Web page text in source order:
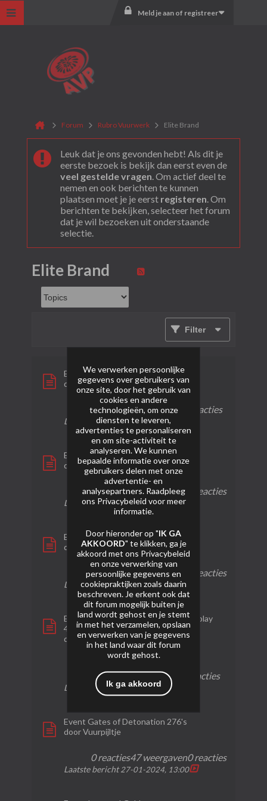
Meld je aan of registreer
Forum Rubro Vuurwerk Elite Brand
Leuk dat je ons gevonden hebt! Als dit je
eerste bezoek is bekijk dan eerst even de
veel gestelde vragen. Om actief deel te
nemen en ook berichten te kunnen
plaatsen moet je je eerst registeren. Om
berichten te bekijken, selecteer het forum
dat je wil bezoeken uit onderstaande
selectie.
Elite Brand
Filter
Event Scorpion Box 100s
doorKruitveteraan
1 reactie10 weergaven 0 reacties
Laatste bericht11-01-2026, 22:52
Event Orange Dragon
doorSkoebieVuurwerk
2 reacties47 weergaven 0 reacties
Laatste bericht24-02-2024, 01:47
Event Atomic stars
doorbruijntjeluc
0 reacties20 weergaven 0 reacties
Laatste bericht21-02-2024, 13:45
Event Box Sodom and Gomorrah Display
484'S
doorBolle_040
reactie
weergaven
reacties
Laatste bericht01-02-2024, 18:08
Event Gates of Detonation 276's
doorVuurpijltje
0 reacties47 weergaven0 reacties
Laatste bericht 27-01-2024, 13:00
We verwerken persoonlijke
gegevens over gebruikers van
onze site, door het gebruik van
cookies en andere
technologieën, om onze
diensten te leveren,
advertenties te personaliseren
en om site-activiteit te
analyseren. We kunnen
bepaalde informatie over onze
gebruikers delen met onze
advertentie- en
analysepartners. Raadpleeg
ons Privacybeleid voor meer
informatie.
Door hieronder op "IK GA
AKKOORD" te klikken, ga je
akkoord met ons Privacybeleid
en onze verwerking van
persoonlijke gegevens en
cookiepraktijken zoals daarin
beschreven. Je erkent ook dat
dit forum mogelijk buiten je
land wordt gehost en je stemt
in met het verzamelen, opslaan
en verwerken van je gegevens
in het land waar dit forum
wordt gehost.
Ik ga akkoord